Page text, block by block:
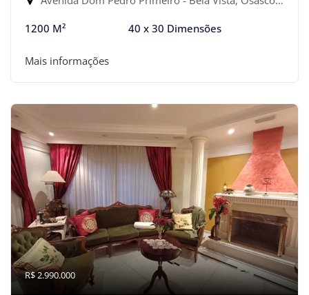
1200 M² 40 x 30 Dimensões
Mais informações
R$ 2.990.000